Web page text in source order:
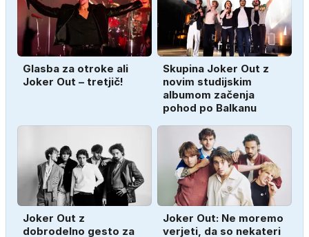
Glasba za otroke ali
Joker Out – tretjič!
Skupina Joker Out z
novim studijskim
albumom začenja
pohod po Balkanu
Joker Out z
dobrodelno gesto za
Joker Out: Ne moremo
verjeti, da so nekateri